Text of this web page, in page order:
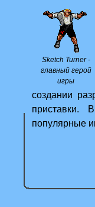
геймплеем,
Sketch Turner -
главный герой
игры
создании
приставки.
популярные